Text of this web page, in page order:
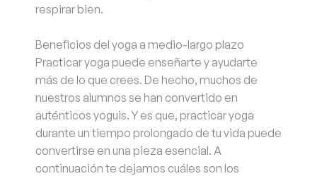
respirar bien.
Beneficios del yoga a medio-largo plazo
Practicar yoga puede enseñarte y ayudarte
más de lo que crees. De hecho, muchos de
nuestros alumnos se han convertido en
auténticos yoguis. Y es que, practicar yoga
durante un tiempo prolongado de tu vida puede
convertirse en una pieza esencial. A
continuación te dejamos cuáles son los